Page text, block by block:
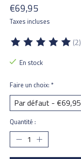
€69,95
Taxes incluses
Ce produit est évalué à
(2)
En stock
Faire un choix: *
Quantité :